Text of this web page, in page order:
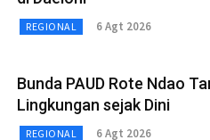
REGIONAL 6 Agt 2026
Bunda PAUD Rote Ndao
Lingkungan sejak Dini
REGIONAL 6 Agt 2026